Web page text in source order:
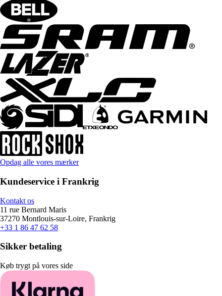
Opdag alle vores mærker
Kundeservice i Frankrig
Kontakt os
11 rue Bernard Maris
37270 Montlouis-sur-Loire, Frankrig
+33 1 86 47 62 58
Sikker betaling
Køb trygt på vores side